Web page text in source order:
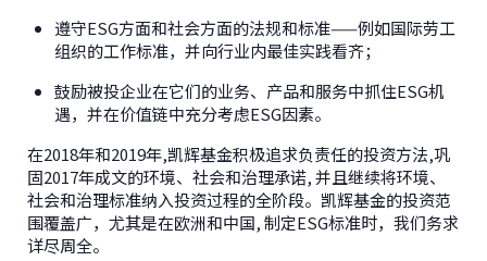
遵守ESG方面和社会方面的法规和标准——例如国际劳工
组织的工作标准，并向行业内最佳实践看齐；
鼓励被投企业在它们的业务、产品和服务中抓住ESG机
遇，并在价值链中充分考虑ESG因素。
在2018年和2019年,凯辉基金积极追求负责任的投资方法,巩
固2017年成文的环境、社会和治理承诺, 并且继续将环境、
社会和治理标准纳入投资过程的全阶段。凯辉基金的投资范
围覆盖广，尤其是在欧洲和中国, 制定ESG标准时，我们务求
详尽周全。